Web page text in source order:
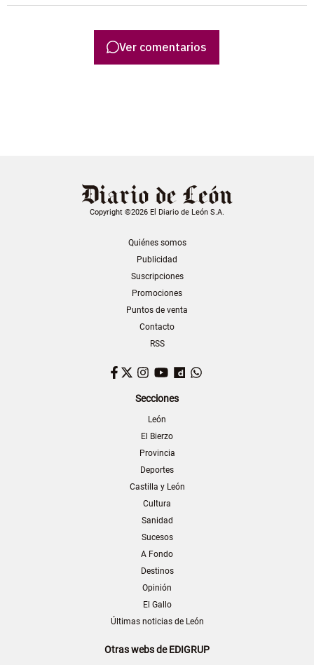
Ver comentarios
Copyright ©2026 El Diario de León S.A.
Quiénes somos
Publicidad
Suscripciones
Promociones
Puntos de venta
Contacto
RSS
Facebook
TwitterInstagram
YouTubeDailymotion
Secciones
León
El Bierzo
Provincia
Deportes
Castilla y León
Cultura
Sanidad
Sucesos
A Fondo
Destinos
Opinión
El Gallo
Últimas noticias de León
Otras webs de EDIGRUP